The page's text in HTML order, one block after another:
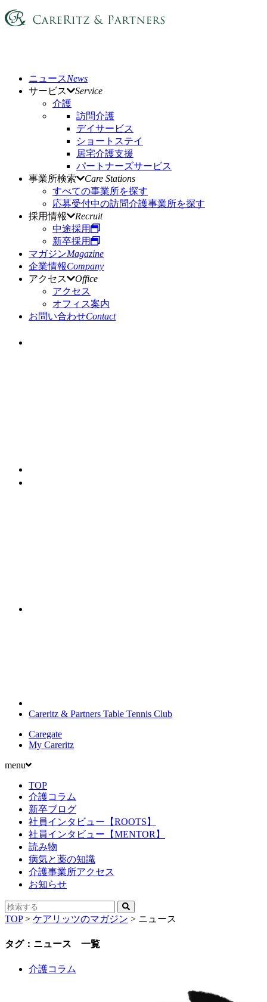
ニュースNews
サービス
Service
介護
訪問介護
デイサービス
ショートステイ
居宅介護支援
パートナーズサービス
事業所検索
Care Stations
すべての事業所を探す
応募受付中の訪問介護事業所を探す
採用情報
Recruit
中途採用
新卒採用
マガジンMagazine
企業情報Company
アクセス
Office
アクセス
オフィス案内
お問い合わせContact
Careritz & Partners Table Tennis Club
Caregate
My Careritz
menu
TOP
介護コラム
新卒ブログ
社員インタビュー【ROOTS】
社員インタビュー【MENTOR】
読み物
病気と薬の知識
介護事業所アクセス
お知らせ
TOP> ケアリッツのマガジン > ニュース
タグ：ニュース 一覧
介護コラム